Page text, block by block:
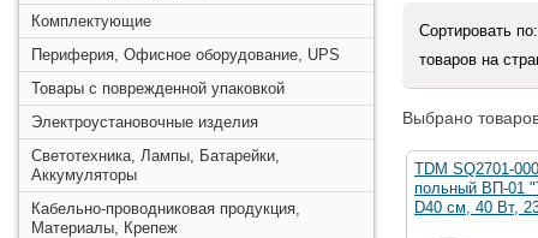
Комплектующие
Периферия, Офисное оборудование, UPS
Товары с поврежденной упаковкой
Электроустановочные изделия
Светотехника, Лампы, Батарейки,
Аккумуляторы
Кабельно-проводниковая продукция,
Материалы, Крепеж
Сортировать
товаров на
Выбрано
TDM SQ2701-
польный ВП-01
D40 см, 40 Вт,